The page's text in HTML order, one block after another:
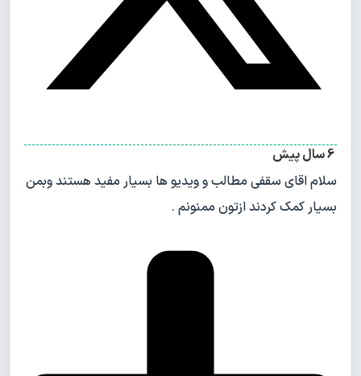
سلام اقای سقفی مطالب و ویدیو ها بسیار مفید هستند وبمن
بسیار کمک کردند ازتون ممنونم .